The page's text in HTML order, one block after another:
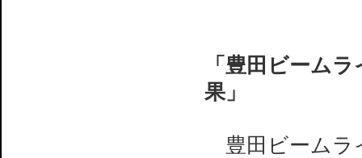
「豊田ビーム
果」
豊田ビームラ